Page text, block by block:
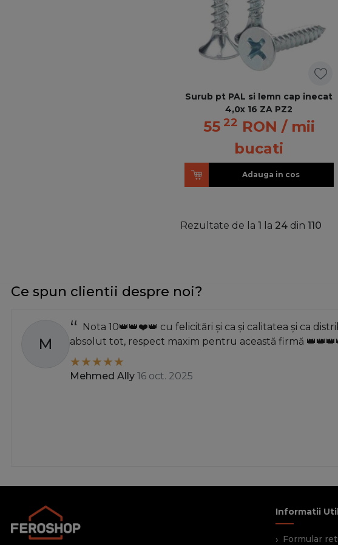
Surub pt PAL si lemn cap inecat
4,0x 16 ZA PZ2
55 22 RON / mii
bucati
Adauga in cos
Rezultate de la 1 la 24din 110
Ce spun clientii despre noi?
M
Nota 10👑👑❤️👑 cu felicitări și ca și calitatea și ca
absolut tot, respect maxim pentru această firmă
Mehmed Ally 16 oct. 2025
Informatii
Formular